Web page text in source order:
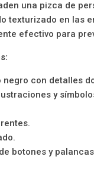
una pizca de
texturizado en las
efectivo para
negro con detalles
y
botones y